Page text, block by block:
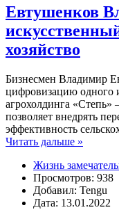
Евтушенков
хозяйство
Бизнесмен Владимир
цифровизацию
агрохолдинга
позволяет внедрять
эффективность
Читать дальше »
Жизнь
Просмотров: 938
Добавил: Tengu
Дата: 13.01.2022